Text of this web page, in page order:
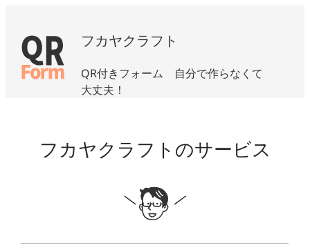
フカヤクラフト
QR付きフォーム 自分で作らなくて
大丈夫！
フカヤクラフトのサービス